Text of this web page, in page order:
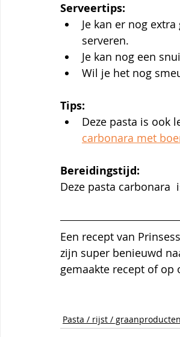
Serveertips:
Je kan er nog
serveren.
Je kan nog een
Wil je het nog
Tips:
Deze pasta is ook
carbonara met
Bereidingstijd:
Deze pasta carbonara
Een recept van
zijn super benieuwd
gemaakte recept of op
Pasta / rijst / graanproducten